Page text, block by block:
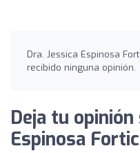
Dra. Jessica Espinosa
recibido ninguna opinión.
Deja tu opinión
Espinosa